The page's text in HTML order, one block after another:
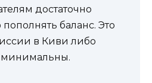
достаточно
баланс. Это
в Киви либо
минимальны.